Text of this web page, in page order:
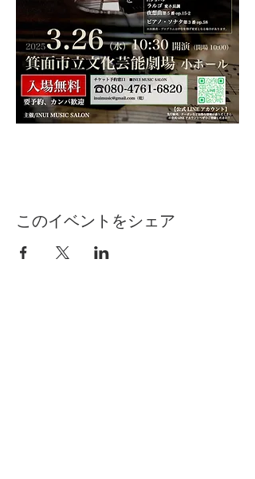
このイベントをシェア